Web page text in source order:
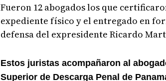
Fueron 12 abogados los que
expediente físico y el entregado en
defensa del expresidente Ricardo
Estos juristas acompañaron al
Superior de Descarga Penal de